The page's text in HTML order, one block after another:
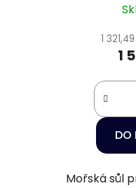
1
1
DO
Mořská sůl